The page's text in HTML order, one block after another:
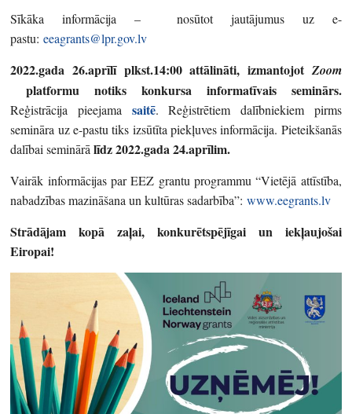
Sīkāka informācija – nosūtot jautājumus uz e-
pastu:eeagrants@lpr.gov.lv
2022.gada 26.aprīlī plkst.14:00 attālināti, izmantojotZoom
platformu notiks konkursa informatīvais seminārs.
Reģistrācija pieejama saitē. Reģistrētiem dalībniekiem pirms
semināra uz e-pastu tiks izsūtīta piekļuves informācija. Pieteikšanās
dalībai seminārālīdz 2022.gada 24.aprīlim.
Vairāk informācijas par EEZ grantu programmu “Vietējā attīstība,
nabadzības mazināšana un kultūras sadarbība”:www.eegrants.lv
Strādājam kopā zaļai, konkurētspējīgai un iekļaujošai
Eiropai!